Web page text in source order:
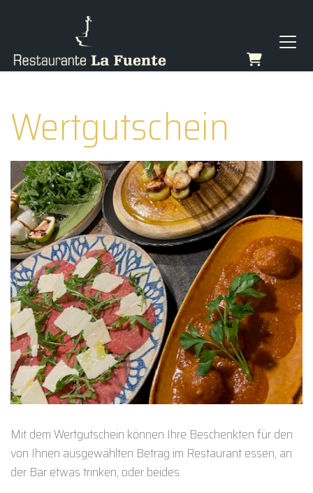
Warenkorb
Wertgutschein
Mit dem Wertgutschein können Ihre Beschenkten für den
von Ihnen ausgewählten Betrag im Restaurant essen, an
der Bar etwas trinken, oder beides.